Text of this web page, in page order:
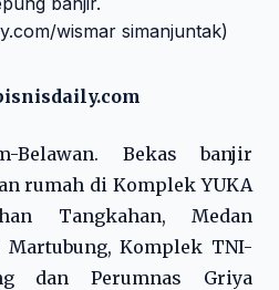
Belawan. Bekas banjir
rumah di Komplek YUKA
Tangkahan, Medan
Martubung, Komplek TNI-
dan Perumnas Griya